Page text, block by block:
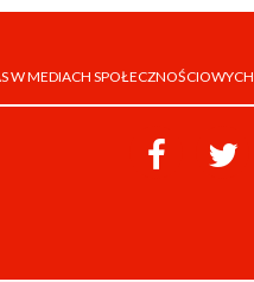
W MEDIACH SPOŁECZNOŚCIOWYCH